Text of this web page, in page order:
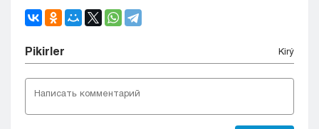
Pіkіrler Kіrý